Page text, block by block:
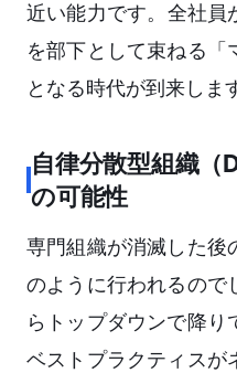
近い能力です。全社員
を部下として束ねる「
となる時代が到来しま
自律分散型組織（
の可能性
専門組織が消滅した後
のように行われるので
らトップダウンで降
ベストプラクティスが